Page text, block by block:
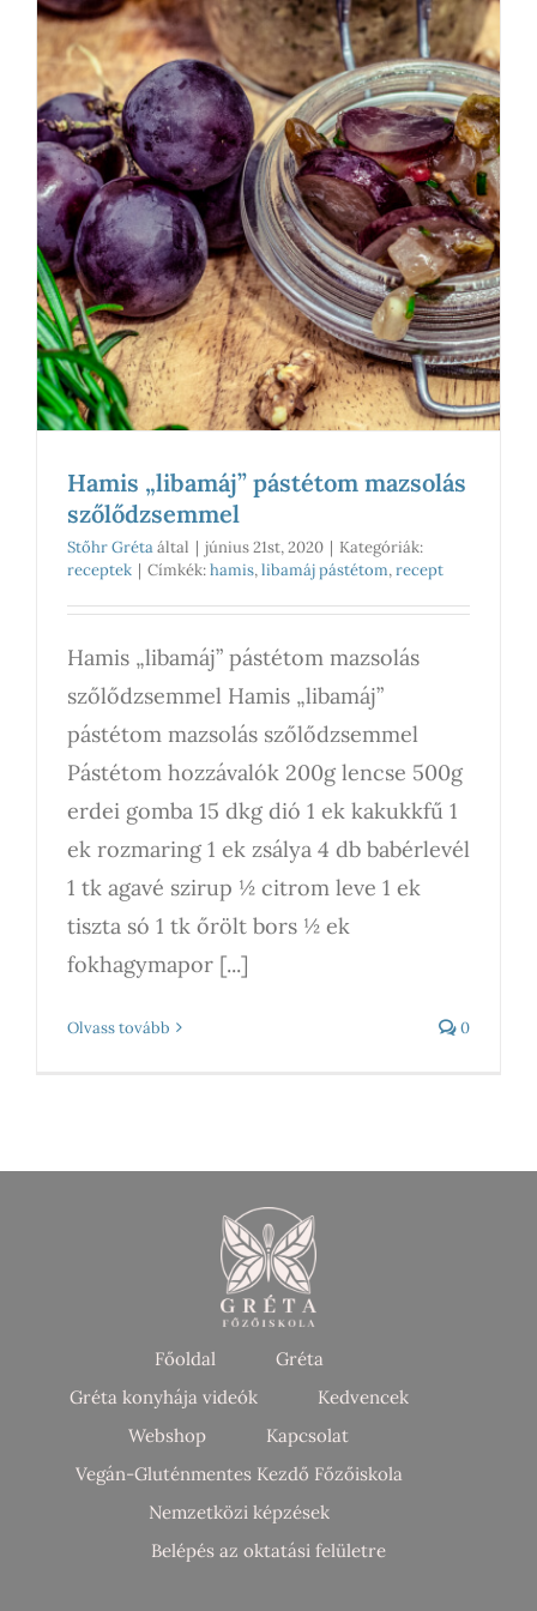
Hamis „libamáj” pástétom mazsolás
szőlődzsemmel
Stőhr Grétaáltal | június 21st, 2020 | Kategóriák:
receptek | Címkék:hamis,libamáj pástétom,recept
Hamis „libamáj” pástétom mazsolás
szőlődzsemmel Hamis „libamáj”
pástétom mazsolás szőlődzsemmel
Pástétom hozzávalók 200g lencse 500g
erdei gomba 15 dkg dió 1 ek kakukkfű 1
ek rozmaring 1 ek zsálya 4 db babérlevél
1 tk agavé szirup ½ citrom leve 1 ek
tiszta só 1 tk őrölt bors ½ ek
fokhagymapor [...]
Olvass tovább 0
Főoldal
Gréta
Gréta konyhája videók
Kedvencek
Webshop
Kapcsolat
Vegán-Gluténmentes Kezdő Főzőiskola
Nemzetközi képzések
Belépés az oktatási felületre